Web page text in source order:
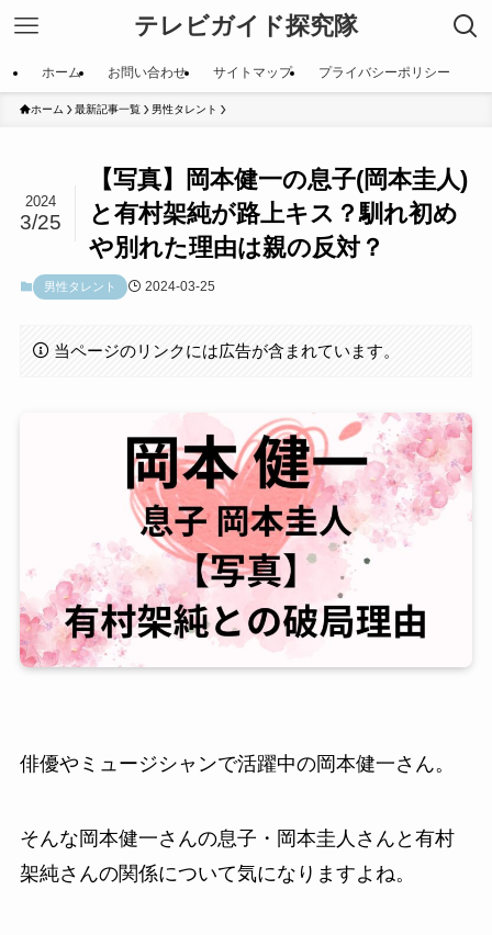
テレビガイド探究隊
ホーム お問い合わせ サイトマップ プライバシーポリシー
ホーム 最新記事一覧 男性タレント
【写真】岡本健一の息子(岡本圭人)
と有村架純が路上キス？馴れ初め
や別れた理由は親の反対？
2024
3/25
男性タレント 2024-03-25
当ページのリンクには広告が含まれています。
俳優やミュージシャンで活躍中の岡本健一さん。
そんな岡本健一さんの息子・岡本圭人さんと有村
架純さんの関係について気になりますよね。